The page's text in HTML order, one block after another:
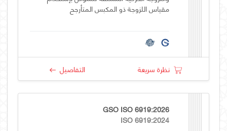
مقياس اللزوجة ذو المكبس المتأرجح
نظرة سريعة التفاصيل
GSO ISO 6919:2026
ISO 6919:2024